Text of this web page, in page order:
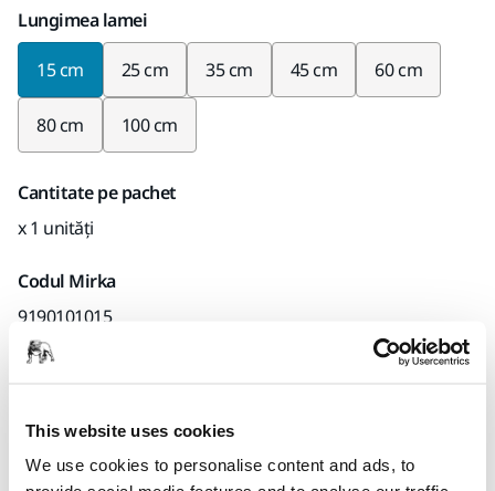
This website uses cookies
We use cookies to personalise content and ads, to
Lungimea lamei
15 cm 25 cm 35 cm 45 cm 60 cm
80 cm 100 cm
Cantitate pe pachet
x 1 unități
Codul Mirka
9190101015
Detalii tehnice Descărcări